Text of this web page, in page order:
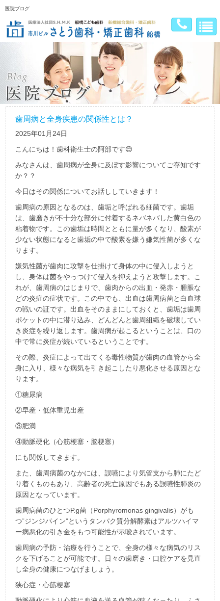
医院ブログ
歯周病と全身疾患の関係性とは？
2025年01月24日
こんにちは！歯科衛生士の阿部です😊
みなさんは、歯周病が全身に及ぼす影響についてご存知です
か？？
今日はその関係についてお話ししていきます！
歯周病の原因となるのは、歯垢と呼ばれる細菌です。歯垢
は、歯磨きが不十分な部分に付着するネバネバした黄白色の
粘着物です。この歯垢は時間とともに量が多くなり、酸素が
少ない状態になると歯垢の中で酸素を嫌う嫌気性菌が多くな
ります。
嫌気性菌が歯肉に攻撃を仕掛けて身体の中に侵入しようと
し、身体は菌をやっつけて侵入を抑えようと攻撃します。こ
れが、歯周病のはじまりで、歯肉からの出血・発赤・腫脹な
どの炎症の症状です。この中でも、出血は歯周病菌と白血球
の戦いの証です。出血をそのままにしておくと、歯垢は歯周
ポケットの中に潜り込み、どんどんと歯周組織を破壊してい
き炎症を繰り返します。歯周病が起こるということは、口の
中で常に炎症が続いているということです。
その際、炎症によって出てくる毒性物質が歯肉の血管から全
身に入り、様々な病気を引き起こしたり悪化させる原因とな
ります。
①糖尿病
②早産・低体重児出産
③肥満
④動脈硬化（心筋梗塞・脳梗塞）
にも関係してきます。
また、歯周病菌のなかには、誤嚥により気管支から肺にたど
り着くものもあり、高齢者の死亡原因でもある誤嚥性肺炎の
原因となっています。
歯周病菌のひとつP.g菌（Porphyromonas gingivalis）がも
つ”ジンジパイン”というタンパク質分解酵素はアルツハイマ
ー病悪化の引き金をもつ可能性が示唆されています。
歯周病の予防・治療を行うことで、全身の様々な病気のリス
クを下げることが可能です。日々の歯磨き・口腔ケアを見直
し全身の健康につなげましょう。
狭心症・心筋梗塞